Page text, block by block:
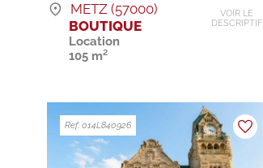
VOIR LE
DESCRIPTIF
METZ (57000)
BOUTIQUE
Location
105 m²
Ref. 014L840926